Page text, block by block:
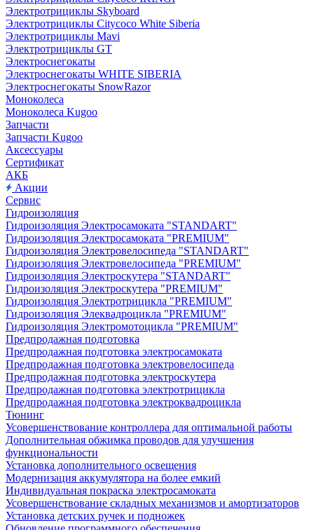
Электротрициклы Skyboard
Электротрициклы Citycoco White Siberia
Электротрициклы Mavi
Электротрициклы GT
Электроснегокаты
Электроснегокаты WHITE SIBERIA
Электроснегокаты SnowRazor
Моноколеса
Моноколеса Kugoo
Запчасти
Запчасти Kugoo
Аксессуары
Сертификат
АКБ
Акции
Сервис
Гидроизоляция
Гидроизоляция Электросамоката "STANDART"
Гидроизоляция Электросамоката "PREMIUM"
Гидроизоляция Электровелосипеда "STANDART"
Гидроизоляция Электровелосипеда "PREMIUM"
Гидроизоляция Электроскутера "STANDART"
Гидроизоляция Электроскутера "PREMIUM"
Гидроизоляция Электротрицикла "PREMIUM"
Гидроизоляция Элеквадроцикла "PREMIUM"
Гидроизоляция Электромотоцикла "PREMIUM"
Предпродажная подготовка
Предпродажная подготовка электросамоката
Предпродажная подготовка электровелосипеда
Предпродажная подготовка электроскутера
Предпродажная подготовка электротрицикла
Предпродажная подготовка электроквадроцикла
Тюнинг
Усовершенствование контроллера для оптимальной работы
Дополнительная обжимка проводов для улучшения
функциональности
Установка дополнительного освещения
Модернизация аккумулятора на более емкий
Индивидуальная покраска электросамоката
Усовершенствование складных механизмов и амортизаторов
Установка детских ручек и подножек